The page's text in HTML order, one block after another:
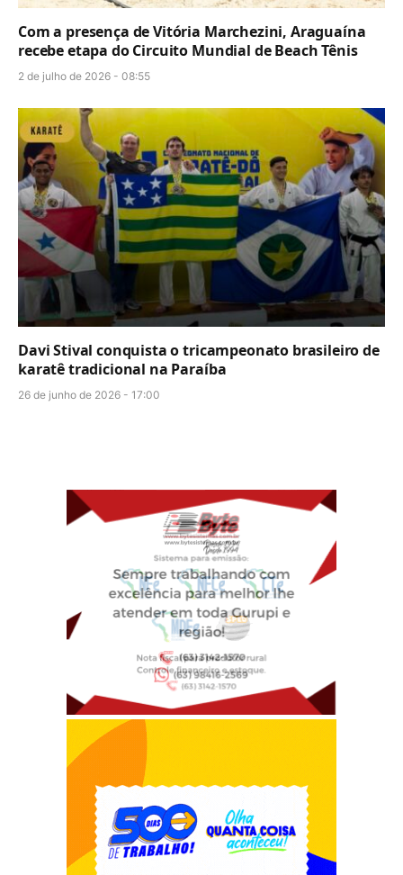
Com a presença de Vitória Marchezini, Araguaína
recebe etapa do Circuito Mundial de Beach Tênis
2 de julho de 2026 - 08:55
Davi Stival conquista o tricampeonato brasileiro de
karatê tradicional na Paraíba
26 de junho de 2026 - 17:00